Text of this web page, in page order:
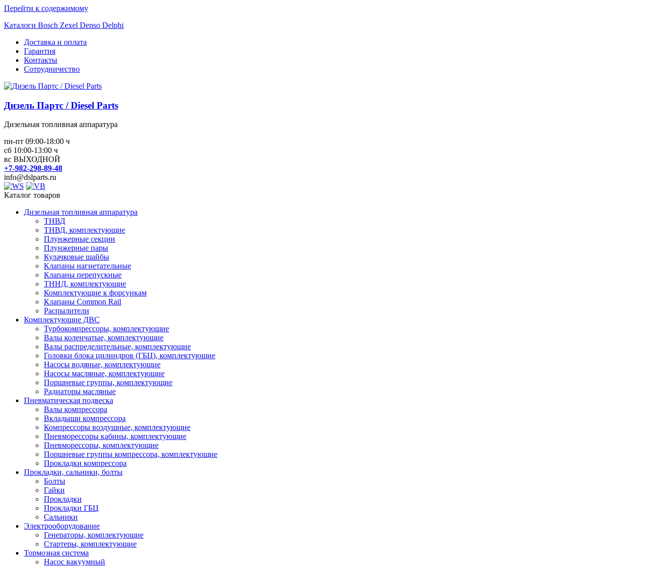
Перейти к содержимому
Каталоги Bosch Zexel Denso Delphi
Доставка и оплата
Гарантия
Контакты
Сотрудничество
Дизель Партс / Diesel Parts
Дизельная топливная аппаратура
пн-пт 09:00-18:00 ч
сб 10:00-13:00 ч
вс ВЫХОДНОЙ
+7-982-298-89-48
info@dslparts.ru
Каталог товаров
Дизельная топливная аппаратура
ТНВД
ТНВД, комплектующие
Плунжерные секции
Плунжерные пары
Кулачковые шайбы
Клапаны нагнетательные
Клапаны перепускные
ТННД, комплектующие
Комплектующие к форсункам
Клапаны Common Rail
Распылители
Комплектующие ДВС
Турбокомпрессоры, комплектующие
Валы коленчатые, комплектующие
Валы распределительные, комплектующие
Головки блока цилиндров (ГБЦ), комплектующие
Насосы водяные, комплектующие
Насосы масляные, комплектующие
Поршневые группы, комплектующие
Радиаторы масляные
Пневматическая подвеска
Валы компрессора
Вкладыши компрессора
Компрессоры воздушные, комплектующие
Пневморессоры кабины, комплектующие
Пневморессоры, комплектующие
Поршневые группы компрессора, комплектующие
Прокладки компрессора
Прокладки, сальники, болты
Болты
Гайки
Прокладки
Прокладки ГБЦ
Сальники
Электрооборудование
Генераторы, комплектующие
Стартеры, комплектующие
Тормозная система
Насос вакуумный